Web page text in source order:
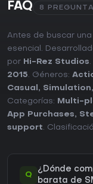
FAQ 8
Antes de buscar una
esencial.
por Hi-Rez Studios
2015. Géneros:
Casual , Simulation,
Categorías:
Multi-
App Purchases,
support.
Q
¿Dónde
barata de